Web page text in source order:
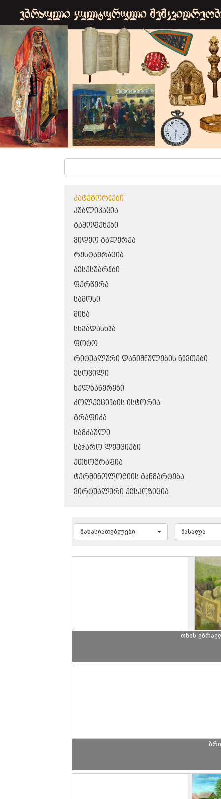
ᲙᲐᲢᲔᲒᲝᲠᲘᲔᲑᲘ
ᲞᲣᲑᲚᲘᲙᲐᲪᲘᲐ
ᲒᲐᲛᲝᲤᲔᲜᲔᲑᲘ
ᲕᲘᲓᲔᲝ ᲒᲐᲚᲔᲠᲔᲐ
ᲠᲔᲡᲢᲐᲕᲠᲐᲪᲘᲐ
ᲐᲥᲡᲔᲡᲣᲐᲠᲔᲑᲘ
ᲤᲔᲠᲬᲔᲠᲐ
ᲡᲐᲛᲝᲡᲘ
ᲛᲘᲜᲐ
ᲡᲮᲕᲐᲓᲐᲡᲮᲕᲐ
ᲤᲝᲢᲝ
ᲠᲘᲢᲣᲐᲚᲣᲠᲘ ᲓᲐᲜᲘᲨᲜᲣᲚᲔᲑᲘᲡ ᲜᲘᲕᲗᲔᲑᲘ
ᲥᲡᲝᲕᲘᲚᲘ
ᲮᲔᲚᲜᲐᲬᲔᲠᲔᲑᲘ
ᲙᲝᲚᲔᲥᲪᲘᲔᲑᲘᲡ ᲘᲡᲢᲝᲠᲘᲐ
ᲒᲠᲐᲤᲘᲙᲐ
ᲡᲐᲛᲙᲐᲣᲚᲘ
ᲡᲐᲯᲐᲠᲝ ᲚᲔᲥᲪᲘᲔᲑᲘ
ᲔᲗᲜᲝᲒᲠᲐᲤᲘᲐ
ᲢᲔᲠᲛᲘᲜᲝᲚᲝᲒᲘᲘᲡ ᲒᲐᲜᲛᲐᲠᲢᲔᲑᲐ
ᲕᲘᲠᲢᲣᲐᲚᲣᲠᲘ ᲔᲥᲡᲞᲝᲖᲘᲪᲘᲐ
მახასიათებლები მასალა
ონის